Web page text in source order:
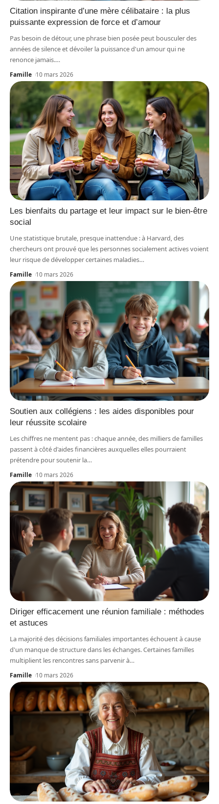
Citation inspirante d’une mère célibataire : la plus
puissante expression de force et d’amour
Pas besoin de détour, une phrase bien posée peut bousculer des
années de silence et dévoiler la puissance d'un amour qui ne
renonce jamais.…
Famille 10 mars 2026
Les bienfaits du partage et leur impact sur le bien-être
social
Une statistique brutale, presque inattendue : à Harvard, des
chercheurs ont prouvé que les personnes socialement actives voient
leur risque de développer certaines maladies…
Famille 10 mars 2026
Soutien aux collégiens : les aides disponibles pour
leur réussite scolaire
Les chiffres ne mentent pas : chaque année, des milliers de familles
passent à côté d'aides financières auxquelles elles pourraient
prétendre pour soutenir la…
Famille 10 mars 2026
Diriger efficacement une réunion familiale : méthodes
et astuces
La majorité des décisions familiales importantes échouent à cause
d'un manque de structure dans les échanges. Certaines familles
multiplient les rencontres sans parvenir à…
Famille 10 mars 2026